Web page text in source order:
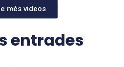
més videos
entrades